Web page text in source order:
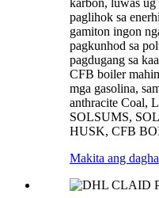
karbon, luwas ug
paglihok sa
gamiton ingon
pagkunhod sa
pagdugang sa
CFB boiler
mga gasolina,
anthracite Coal,
SOLSUMS,
HUSK, CFB
Makita ang